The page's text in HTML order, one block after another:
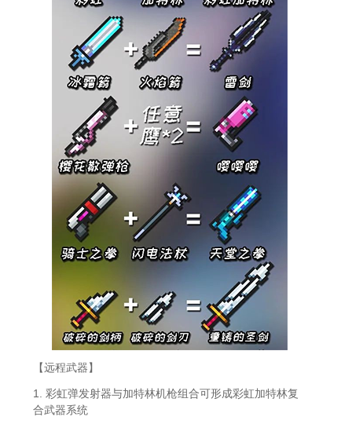
【远程武器】
1. 彩虹弹发射器与加特林机枪组合可形成彩虹加特林复
合武器系统